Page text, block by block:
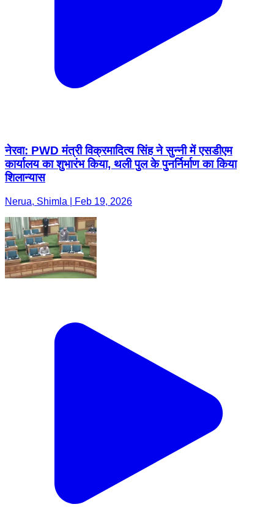
नेरवा: PWD मंत्री विक्रमादित्य सिंह ने सुन्नी में एसडीएम
कार्यालय का शुभारंभ किया, थली पुल के पुनर्निर्माण का किया
शिलान्यास
Nerua, Shimla | Feb 19, 2026